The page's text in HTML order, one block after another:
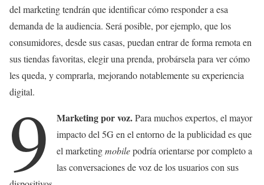
del marketing tendrán que identificar cómo responder a esa
demanda de la audiencia. Será posible, por ejemplo, que los
consumidores, desde sus casas, puedan entrar de forma remota en
sus tiendas favoritas, elegir una prenda, probársela para ver cómo
les queda, y comprarla, mejorando notablemente su experiencia
digital.
9 Marketing por voz.Para muchos expertos, el mayor
impacto del 5G en el entorno de la publicidad es que
el marketingmobilepodría orientarse por completo a
las conversaciones de voz de los usuarios con sus